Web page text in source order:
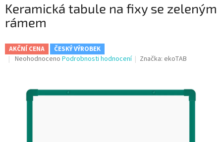
Keramická tabule na fixy se zeleným
rámem
AKČNÍ CENA ČESKÝ VÝROBEK
Průměrné
Neohodnoceno Podrobnosti hodnocení Značka: ekoTAB